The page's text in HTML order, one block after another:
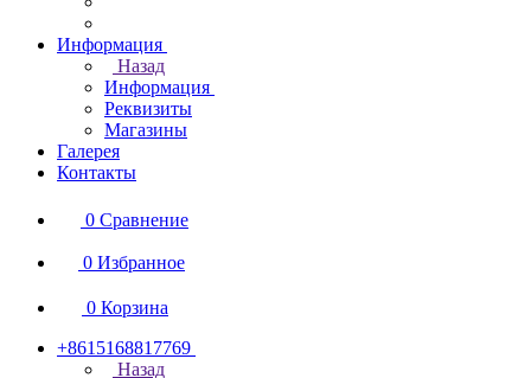
Информация
Назад
Информация
Реквизиты
Магазины
Галерея
Контакты
0 Сравнение
0 Избранное
0 Корзина
+8615168817769
Назад